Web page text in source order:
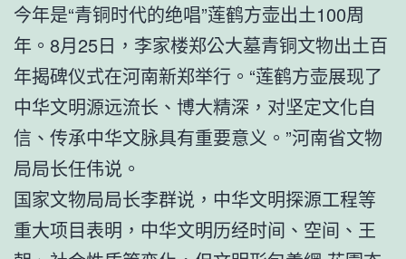
今年是“青铜时代的绝唱”莲鹤方壶出土100周
年。8月25日，李家楼郑公大墓青铜文物出土百
年揭碑仪式在河南新郑举行。“莲鹤方壶展现了
中华文明源远流长、博大精深，对坚定文化自
信、传承中华文脉具有重要意义。”河南省文物
局局长任伟说。
国家文物局局长李群说，中华文明探源工程等
重大项目表明，中华文明历经时间、空间、王